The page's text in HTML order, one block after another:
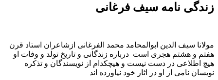
زندگی نامه سیف فرغانی
مولانا سیف الدین ابوالمحامد محمد الفرغانی ازشاعران استاد قرن
هفتم و هشتم هجری است درباره زندگانی و تاریخ تولد و وفات او
هیچ اطلاعی در دست نیست و هیچکدام از نویسندگان و تذکره
نویسان نامی از او در اثار خود نیاورده اند